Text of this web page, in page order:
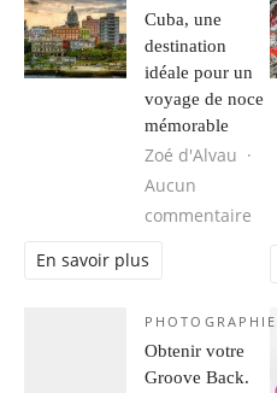
Cuba, une
destination
idéale pour un
voyage de noce
mémorable
Zoé d'Alvau
Aucun
commentaire
En savoir plus
PHOTOGRAPHIE
Obtenir votre
Groove Back.